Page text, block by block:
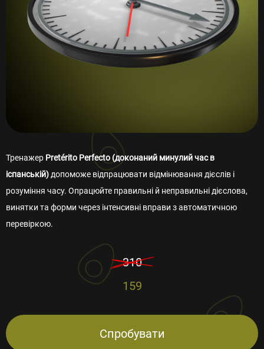
Тренажер Pretérito Perfecto (доконаний минулий час в
іспанській)допоможе відпрацювати відмінювання дієслів і
розуміння часу. Опрацюйте правильні й неправильні дієслова,
винятки та форми через інтенсивні вправи з автоматичною
перевіркою.
310
159
Спробувати